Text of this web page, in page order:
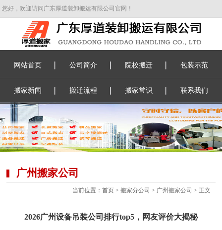
您好，欢迎访问广东厚道装卸搬运有限公司官网！
网站首页 公司简介 院校搬迁 包装示范
搬家新闻 搬迁流程 搬家常识 联系我们
广州搬家公司
当前位置： 首页> 搬家分公司 > 广州搬家公司 > 正文
2026广州设备吊装公司排行top5，网友评价大揭秘